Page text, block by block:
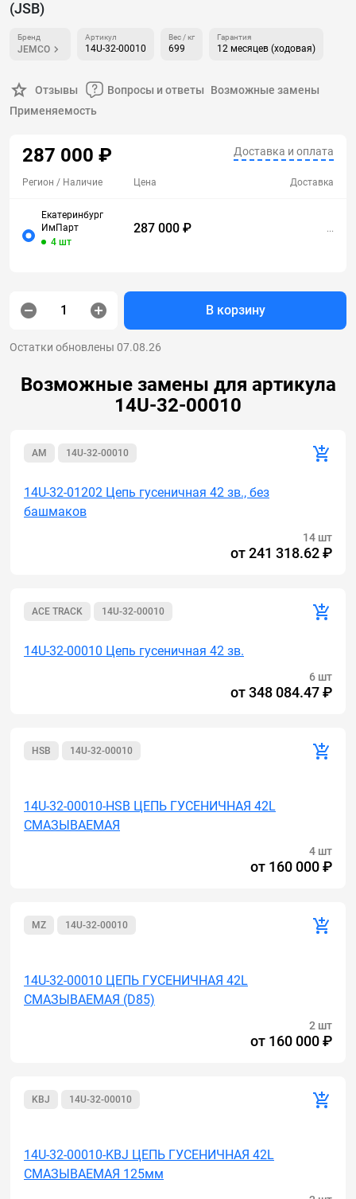
(JSB)
Бренд
JEMCO
Артикул
14U-32-00010
Вес / кг
699
Гарантия
12 месяцев (ходовая)
Отзывы Вопросы и ответы
Возможные замены
Применяемость
287 000 ₽ Доставка и оплата
Регион / Наличие Цена Доставка
Екатеринбург
ИмПарт
4 шт
287 000 ₽ ...
В корзину
Остатки обновлены 07.08.26
Возможные замены для артикула
14U-32-00010
AM 14U-32-00010
14U-32-01202 Цепь гусеничная 42 зв., без
башмаков
14 шт
от241 318.62 ₽
ACE TRACK 14U-32-00010
14U-32-00010 Цепь гусеничная 42 зв.
6 шт
от348 084.47 ₽
HSB 14U-32-00010
14U-32-00010-HSB ЦЕПЬ ГУСЕНИЧНАЯ 42L
СМАЗЫВАЕМАЯ
4 шт
от 160 000 ₽
MZ 14U-32-00010
14U-32-00010 ЦЕПЬ ГУСЕНИЧНАЯ 42L
СМАЗЫВАЕМАЯ (D85)
2 шт
от 160 000 ₽
KBJ 14U-32-00010
14U-32-00010-KBJ ЦЕПЬ ГУСЕНИЧНАЯ 42L
СМАЗЫВАЕМАЯ 125мм